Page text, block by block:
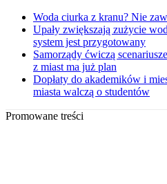
Woda ciurka z kranu? Nie
Upały zwiększają zużycie
system jest przygotowany
Samorządy ćwiczą
z miast ma już plan
Dopłaty do akademików i
miasta walczą o studentów
Promowane treści